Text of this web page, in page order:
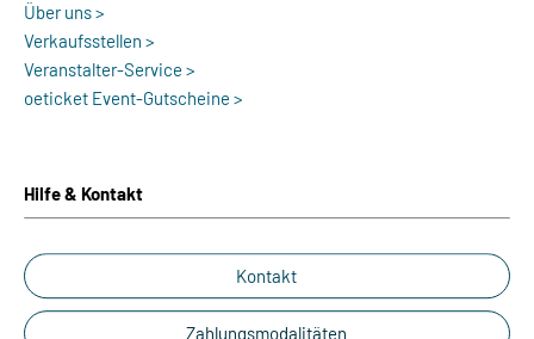
Über uns >
Verkaufsstellen >
Veranstalter-Service >
oeticket Event-Gutscheine >
Hilfe & Kontakt
Kontakt
Zahlungsmodalitäten